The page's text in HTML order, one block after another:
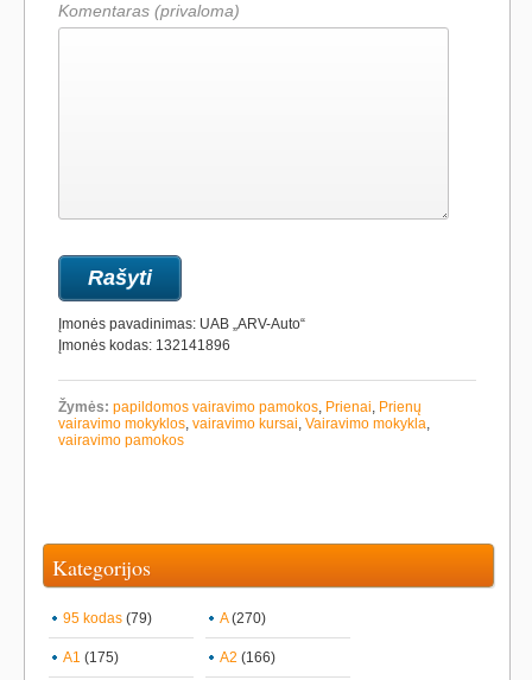
Komentaras (privaloma)
Įmonės pavadinimas: UAB „ARV-Auto“
Įmonės kodas: 132141896
Žymės: papildomos vairavimo pamokos, Prienai, Prienų
vairavimo mokyklos, vairavimo kursai, Vairavimo mokykla,
vairavimo pamokos
Kategorijos
95 kodas (79) A(270)
A1 (175) A2 (166)